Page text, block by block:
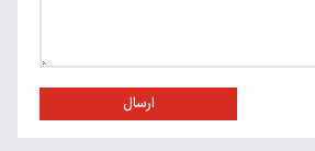
ارسال